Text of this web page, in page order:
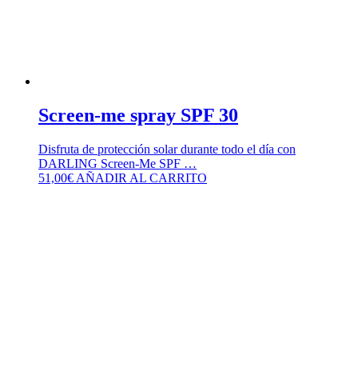
Screen-me spray SPF 30
Disfruta de protección solar durante todo el día con
DARLING Screen-Me SPF …
51,00€ AÑADIR AL CARRITO